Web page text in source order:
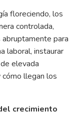
floreciendo, los
controlada,
para
laboral, instaurar
elevada
llegan los
crecimiento